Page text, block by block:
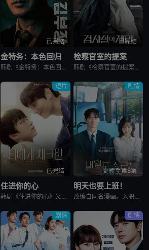
已完结
金特务：本色回归
韩剧《金特务：本色回归》又名金部长,Agent Kim,김부장,金特务：本色回归，剧中主角金科长由苏志燮饰演。在剧中，金科长是敏智的父亲，也是一名朝鲜间谍。他被派去执行无数特别任务，包括17次朝鲜任务
已完结
检察官室的提案
韩剧《检察官室的提案》又名：检察官办公室的提议,检察官的提案(台),The Prosecutors Proposal,검사실의 제안，讲述了：改编自同名小说。一个是凶手的儿子，一个是受害者的儿子——一
短片
已完结
住进你的心
韩剧《住进你的心》又名：Check In To You,너에게 체크인，讲述了：一位是完美主义、以利益为重的冷酷CEO车道京，他计划卖掉一间充满魅力的民宿；另一位是感性、温柔且深爱这个民宿的经理尹智梧
剧情
更新至第8集
明天也要上班！
改编自同名漫画。入职五年的智允在无聊的公司生活中与公司最挑剔的男上司时宇纠缠在了一起，甚至以不想结婚为由而逃跑的前男友秋天出现了...
剧情 剧情